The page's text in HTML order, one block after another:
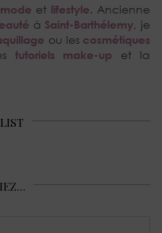
mode et lifestyle. Ancienne
à Saint-Barthélemy, je
ou les cosmétiques
tutoriels make-up et la